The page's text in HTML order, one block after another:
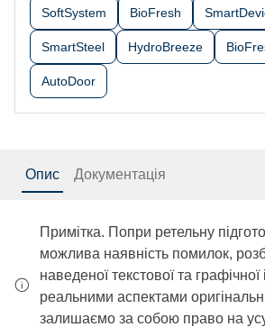
SoftSystem BioFresh
SmartSteel HydroBreeze
AutoDoor
Опис Документація
Примітка. Попри ретельну
можлива наявність помилок,
наведеної текстової та графічної
реальними аспектами
залишаємо за собою право на